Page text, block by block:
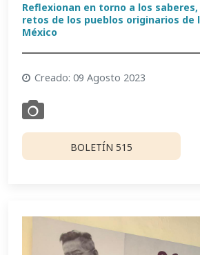
Reflexionan en torno a los
retos de los pueblos originarios de
México
Creado: 09 Agosto 2023
BOLETÍN 515